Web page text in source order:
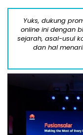
Yuks, dukung
online ini dengan
sejarah, asal-usul
dan hal